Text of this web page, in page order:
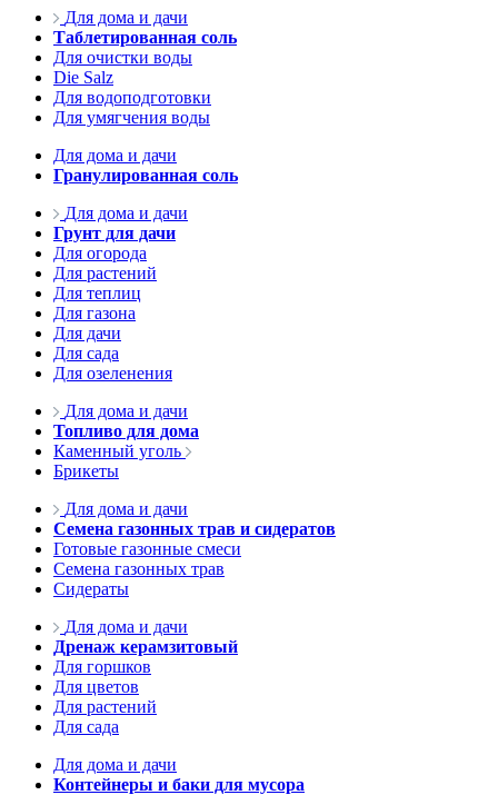
Для дома и дачи
Таблетированная соль
Для очистки воды
Die Salz
Для водоподготовки
Для умягчения воды
Для дома и дачи
Гранулированная соль
Для дома и дачи
Грунт для дачи
Для огорода
Для растений
Для теплиц
Для газона
Для дачи
Для сада
Для озеленения
Для дома и дачи
Топливо для дома
Каменный уголь
Брикеты
Для дома и дачи
Семена газонных трав и сидератов
Готовые газонные смеси
Семена газонных трав
Сидераты
Для дома и дачи
Дренаж керамзитовый
Для горшков
Для цветов
Для растений
Для сада
Для дома и дачи
Контейнеры и баки для мусора